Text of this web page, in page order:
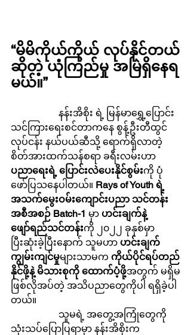
“မိမိကိုယ်ကိုယ် လုပ်နိုင်တယ်
ဆိုတဲ့ ယုံကြည်မှု အမြဲရှိနေရ
မယ်။”
သင်ကြားရေးစင်တာကနေ စွန့်ဦးတီထွင်
လုပ်ငန်း နယ်ပယ်ဆီသို့ ရောက်ရှိလာတဲ့
စိတ်အားထက်သန်စရာ ခရီးလမ်းဟာ
ပညာရေးရဲ့ ပြောင်းလဲပေးနိုင်စွမ်းကို ပုံ
ဖော်ပြသနေပါတယ်။ Rays of Youth ရဲ့
အသက်မွေးဝမ်းကျောင်းပညာ သင်တန်း
အစီအစဉ် Batch-1 မှာ ဟင်းချက်နဲ့
ဖျော်ရည်သင်တန်းကို ၂၀၂၂ ခုနှစ်မှာ
ပြီးဆုံးခဲ့ပြီးနောက် သူမဟာ ဟင်းချက်
ကျွမ်းကျင်မှုများသာမက ကိုယ်ပိုင်ရပ်တည်
နိုင်ဖို့နဲ့ မိသားစုကို ထောက်ပံ့ဖို့အတွက် မရှိမ
ဖြစ်လိုအပ်တဲ့ အသိပညာတွေကိုပါ ရရှိခဲ့ပါ
တယ်။
သုံးသပ်ပြောပြရာမှာ နန်းအိစိုးက